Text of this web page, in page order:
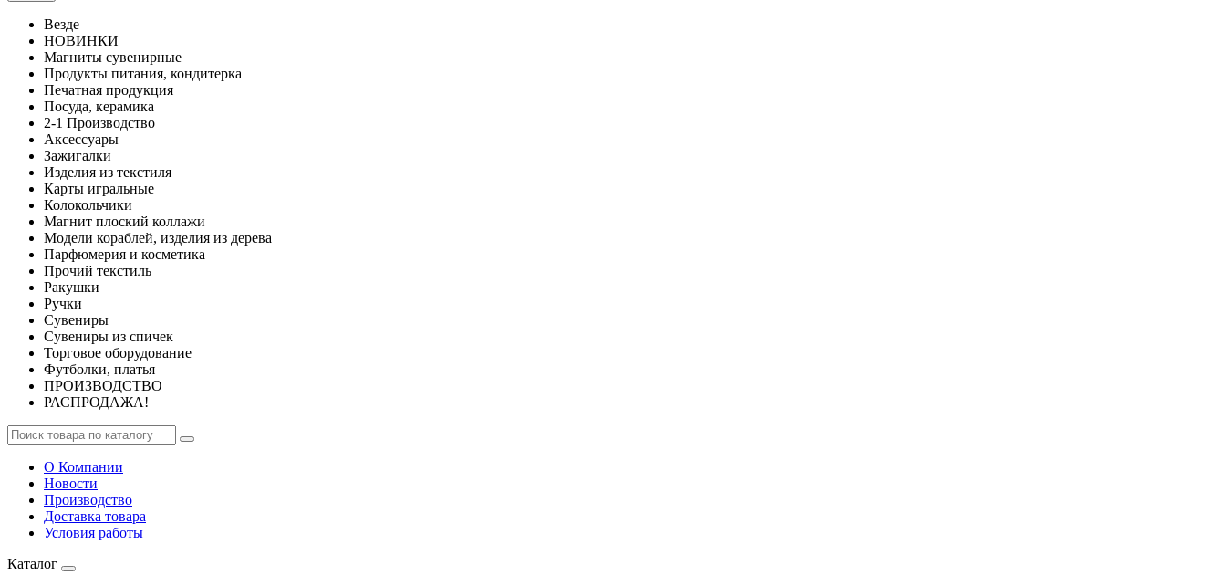
Везде
НОВИНКИ
Магниты сувенирные
Продукты питания, кондитерка
Печатная продукция
Посуда, керамика
2-1 Производство
Аксессуары
Зажигалки
Изделия из текстиля
Карты игральные
Колокольчики
Магнит плоский коллажи
Модели кораблей, изделия из дерева
Парфюмерия и косметика
Прочий текстиль
Ракушки
Ручки
Сувениры
Сувениры из спичек
Торговое оборудование
Футболки, платья
ПРОИЗВОДСТВО
РАСПРОДАЖА!
О Компании
Новости
Производство
Доставка товара
Условия работы
Каталог